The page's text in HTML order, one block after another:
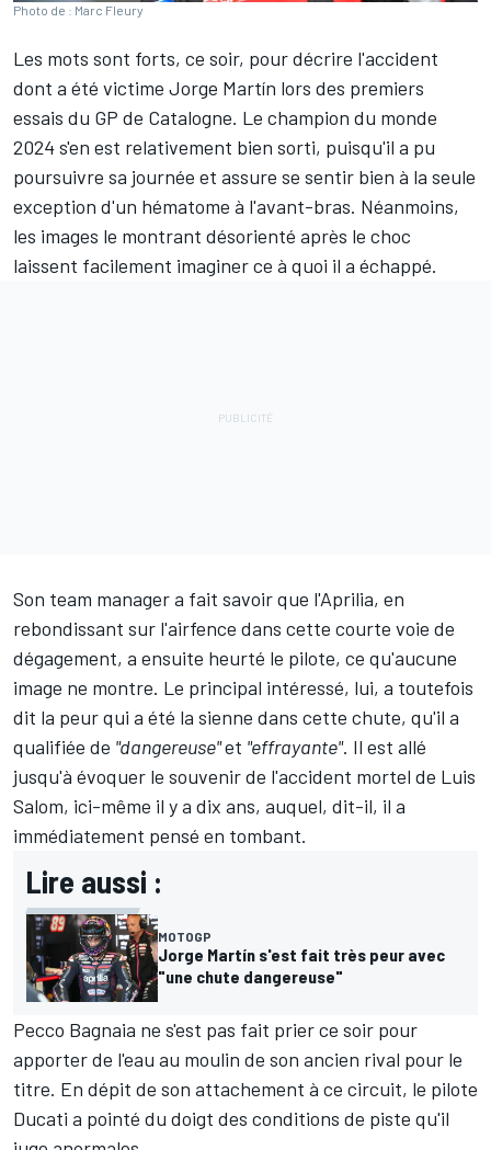
Photo de : Marc Fleury
Les mots sont forts, ce soir, pour décrire l'accident
dont a été victime Jorge Martín lors des premiers
essais du GP de Catalogne. Le champion du monde
2024 s'en est relativement bien sorti, puisqu'il a pu
poursuivre sa journée et assure se sentir bien à la seule
exception d'un hématome à l'avant-bras. Néanmoins,
les images le montrant désorienté après le choc
laissent facilement imaginer ce à quoi il a échappé.
Son team manager a fait savoirque l'Aprilia, en
rebondissant sur l'airfence dans cette courte voie de
dégagement, a ensuite heurté le pilote, ce qu'aucune
image ne montre. Le principal intéressé, lui, a toutefois
dit la peur qui a été la sienne dans cette chute, qu'il a
qualifiée de "dangereuse"et "effrayante". Il est allé
jusqu'à évoquer le souvenir de l'accident mortel de Luis
Salom, ici-même il y a dix ans, auquel, dit-il, il a
immédiatement pensé en tombant.
Lire aussi :
MOTOGP
Jorge Martín s'est fait très peur avec
"une chute dangereuse"
Pecco Bagnaia ne s'est pas fait prier ce soir pour
apporter de l'eau au moulin de son ancien rival pour le
titre. En dépit de son attachement à ce circuit, le pilote
Ducati a pointé du doigt des conditions de piste qu'il